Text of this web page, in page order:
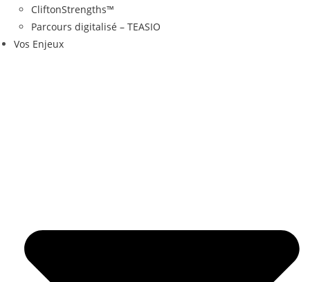
CliftonStrengths™
Parcours digitalisé – TEASIO
Vos Enjeux